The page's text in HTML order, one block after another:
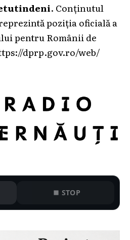
. Conținutul
poziția oficială a
pentru Românii de
dprp.gov.ro/web/
STOP